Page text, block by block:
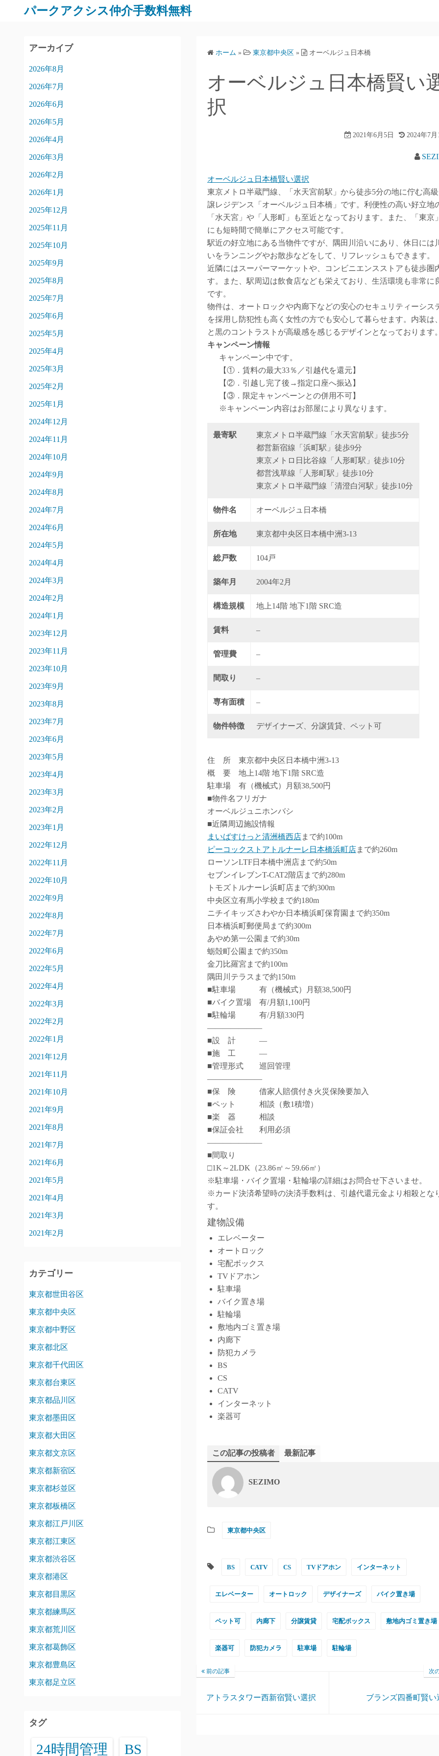
パークアクシス仲介手数料無料
ホーム » 東京都中央区 » オーベルジュ日本橋
オーベルジュ日本橋賢い
択
2021年6月5日 2024年7月
オーベルジュ日本橋賢い選択
東京メトロ半蔵門線、「水天宮前駅」から徒歩5分の地に佇む高
譲レジデンス「オーベルジュ日本橋」です。利便性の高い好立地
「水天宮」や「人形町」も至近となっております。また、「東京
にも短時間で簡単にアクセス可能です。
駅近の好立地にある当物件ですが、隅田川沿いにあり、休日には
いをランニングやお散歩などをして、リフレッシュもできます。
近隣にはスーパーマーケットや、コンビニエンスストアも徒歩圏
す。また、駅周辺は飲食店なども栄えており、生活環境も非常に
です。
物件は、オートロックや内廊下などの安心のセキュリティーシス
を採用し防犯性も高く女性の方でも安心して暮らせます。内装は
と黒のコントラストが高級感を感じるデザインとなっております
キャンペーン情報
キャンペーン中です。
【①．賃料の最大33％／引越代を還元】
【②．引越し完了後→指定口座へ振込】
【③．限定キャンペーンとの併用不可】
※キャンペーン内容はお部屋により異なります。
最寄駅
東京メトロ半蔵門線「水天宮前駅」徒歩5分
都営新宿線「浜町駅」徒歩9分
東京メトロ日比谷線「人形町駅」徒歩10分
都営浅草線「人形町駅」徒歩10分
東京メトロ半蔵門線「清澄白河駅」徒歩10分
物件名 オーベルジュ日本橋
所在地 東京都中央区日本橋中洲3-13
総戸数 104戸
築年月 2004年2月
構造規模 地上14階 地下1階 SRC造
賃料 –
管理費 –
間取り –
専有面積 –
物件特徴 デザイナーズ、分譲賃貸、ペット可
住 所 東京都中央区日本橋中洲3-13
概 要 地上14階 地下1階 SRC造
駐車場 有（機械式）月額38,500円
■物件名フリガナ
オーベルジュニホンバシ
■近隣周辺施設情報
まいばすけっと清洲橋西店まで約100m
ピーコックストアトルナーレ日本橋浜町店まで約260m
ローソンLTF日本橋中洲店まで約50m
セブンイレブンT-CAT2階店まで約280m
トモズトルナーレ浜町店まで約300m
中央区立有馬小学校まで約180m
ニチイキッズさわやか日本橋浜町保育園まで約350m
日本橋浜町郵便局まで約300m
あやめ第一公園まで約30m
蛎殻町公園まで約350m
金刀比羅宮まで約100m
隅田川テラスまで約150m
■駐車場 有（機械式）月額38,500円
■バイク置場 有/月額1,100円
■駐輪場 有/月額330円
―――――――
■設 計 ―
■施 工 ―
■管理形式 巡回管理
―――――――
■保 険 借家人賠償付き火災保険要加入
■ペット 相談（敷1積増）
■楽 器 相談
■保証会社 利用必須
―――――――
■間取り
□1K～2LDK（23.86㎡～59.66㎡）
※駐車場・バイク置場・駐輪場の詳細はお問合せ下さいませ。
※カード決済希望時の決済手数料は、引越代還元金より相殺とな
す。
建物設備
エレベーター
オートロック
宅配ボックス
TVドアホン
駐車場
バイク置き場
駐輪場
敷地内ゴミ置き場
内廊下
防犯カメラ
BS
CS
CATV
インターネット
楽器可
この記事の投稿者 最新記事
SEZIMO
東京都中央区
BS CATV CS TVドアホン インターネット
エレベーター オートロック デザイナーズ バイク置き場
ペット可 内廊下 分譲賃貸 宅配ボックス 敷地内ゴミ置き場
楽器可 防犯カメラ 駐車場 駐輪場
前の記事
アトラスタワー西新宿賢い選択
次
ブランズ四番町賢い
アーカイブ
2026年8月
2026年7月
2026年6月
2026年5月
2026年4月
2026年3月
2026年2月
2026年1月
2025年12月
2025年11月
2025年10月
2025年9月
2025年8月
2025年7月
2025年6月
2025年5月
2025年4月
2025年3月
2025年2月
2025年1月
2024年12月
2024年11月
2024年10月
2024年9月
2024年8月
2024年7月
2024年6月
2024年5月
2024年4月
2024年3月
2024年2月
2024年1月
2023年12月
2023年11月
2023年10月
2023年9月
2023年8月
2023年7月
2023年6月
2023年5月
2023年4月
2023年3月
2023年2月
2023年1月
2022年12月
2022年11月
2022年10月
2022年9月
2022年8月
2022年7月
2022年6月
2022年5月
2022年4月
2022年3月
2022年2月
2022年1月
2021年12月
2021年11月
2021年10月
2021年9月
2021年8月
2021年7月
2021年6月
2021年5月
2021年4月
2021年3月
2021年2月
カテゴリー
東京都世田谷区
東京都中央区
東京都中野区
東京都北区
東京都千代田区
東京都台東区
東京都品川区
東京都墨田区
東京都大田区
東京都文京区
東京都新宿区
東京都杉並区
東京都板橋区
東京都江戸川区
東京都江東区
東京都渋谷区
東京都港区
東京都目黒区
東京都練馬区
東京都荒川区
東京都葛飾区
東京都豊島区
東京都足立区
タグ
24時間管理 BS